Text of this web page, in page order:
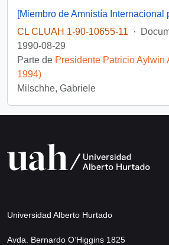
CL CLUAH 1-90-10655-11
·
1990-08-29
Parte de Presidente Patricio Aylwin
1994)
Milschhe, Gabriele
Universidad Alberto Hurtado
Avda. Bernardo O’Higgins 1825